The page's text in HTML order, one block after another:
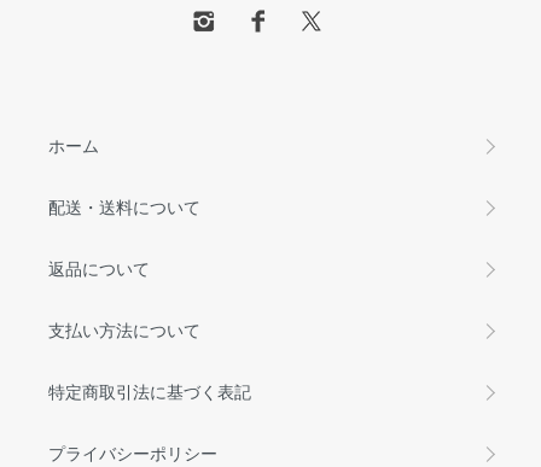
ホーム
配送・送料について
返品について
支払い方法について
特定商取引法に基づく表記
プライバシーポリシー